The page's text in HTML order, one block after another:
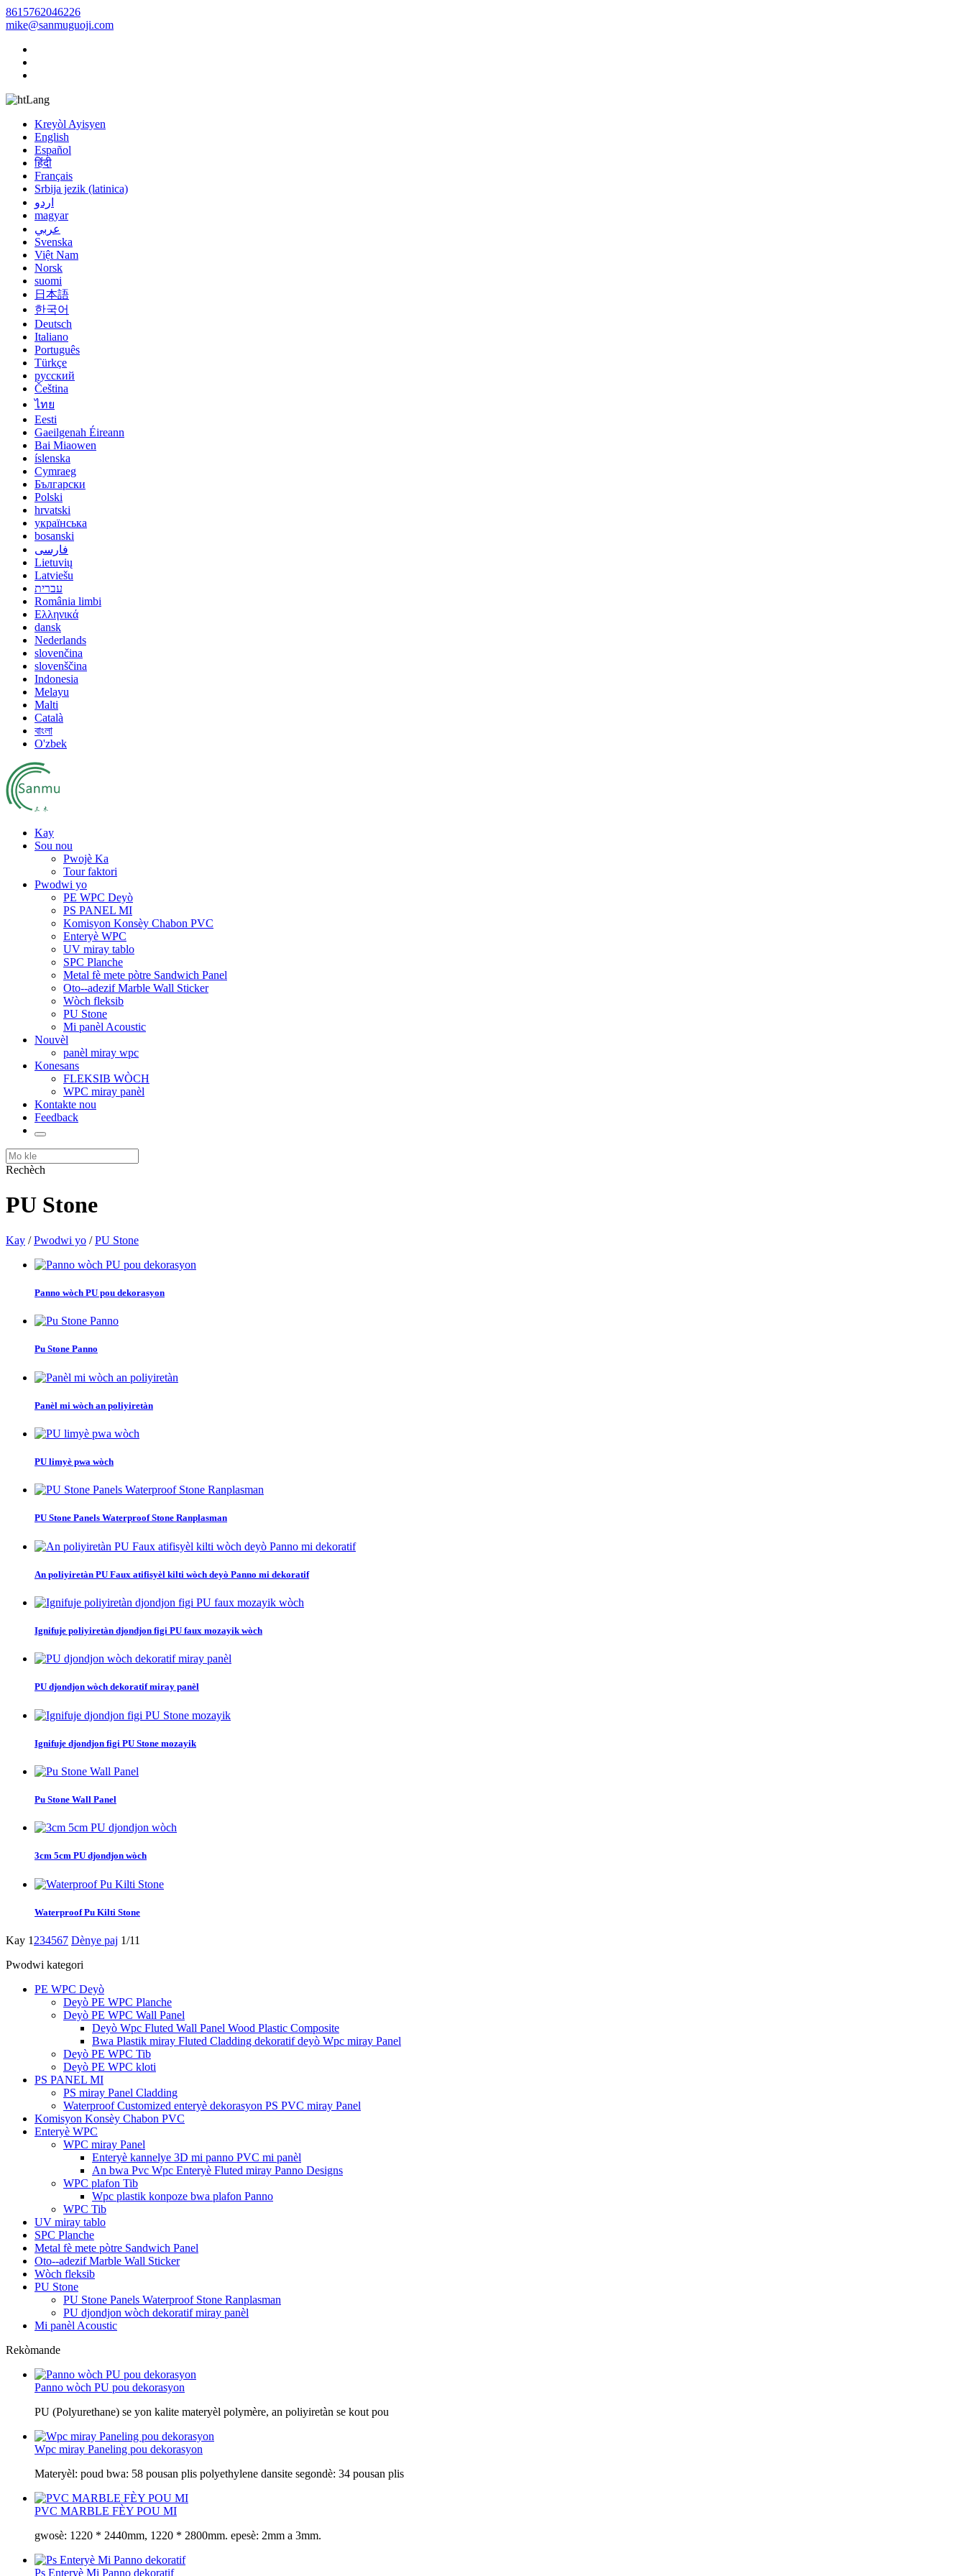
8615762046226
mike@sanmuguoji.com
Lang
Kreyòl Ayisyen
English
Español
हिंदी
Français
Srbija jezik (latinica)
اردو
magyar
عربي
Svenska
Việt Nam
Norsk
suomi
日本語
한국어
Deutsch
Italiano
Português
Türkçe
русский
Čeština
ไทย
Eesti
Gaeilgenah Éireann
Bai Miaowen
íslenska
Cymraeg
Български
Polski
hrvatski
українська
bosanski
فارسی
Lietuvių
Latviešu
עברית
România limbi
Ελληνικά
dansk
Nederlands
slovenčina
slovenščina
Indonesia
Melayu
Malti
Català
বাংলা
O'zbek
Kay
Sou nou
Pwojè Ka
Tour faktori
Pwodwi yo
PE WPC Deyò
PS PANEL MI
Komisyon Konsèy Chabon PVC
Enteryè WPC
UV miray tablo
SPC Planche
Metal fè mete pòtre Sandwich Panel
Oto--adezif Marble Wall Sticker
Wòch fleksib
PU Stone
Mi panèl Acoustic
Nouvèl
panèl miray wpc
Konesans
FLEKSIB WÒCH
WPC miray panèl
Kontakte nou
Feedback
Rechèch
PU Stone
Kay /Pwodwi yo /PU Stone
Panno wòch PU pou dekorasyon
Pu Stone Panno
Panèl mi wòch an poliyiretàn
PU limyè pwa wòch
PU Stone Panels Waterproof Stone Ranplasman
An poliyiretàn PU Faux atifisyèl kilti wòch deyò Panno mi dekoratif
Ignifuje poliyiretàn djondjon figi PU faux mozayik wòch
PU djondjon wòch dekoratif miray panèl
Ignifuje djondjon figi PU Stone mozayik
Pu Stone Wall Panel
3cm 5cm PU djondjon wòch
Waterproof Pu Kilti Stone
Kay 1 234567 Dènye paj 1/11
Pwodwi kategori
PE WPC Deyò
Deyò PE WPC Planche
Deyò PE WPC Wall Panel
Deyò Wpc Fluted Wall Panel Wood Plastic Composite
Bwa Plastik miray Fluted Cladding dekoratif deyò Wpc miray Panel
Deyò PE WPC Tib
Deyò PE WPC kloti
PS PANEL MI
PS miray Panel Cladding
Waterproof Customized enteryè dekorasyon PS PVC miray Panel
Komisyon Konsèy Chabon PVC
Enteryè WPC
WPC miray Panel
Enteryè kannelye 3D mi panno PVC mi panèl
An bwa Pvc Wpc Enteryè Fluted miray Panno Designs
WPC plafon Tib
Wpc plastik konpoze bwa plafon Panno
WPC Tib
UV miray tablo
SPC Planche
Metal fè mete pòtre Sandwich Panel
Oto--adezif Marble Wall Sticker
Wòch fleksib
PU Stone
PU Stone Panels Waterproof Stone Ranplasman
PU djondjon wòch dekoratif miray panèl
Mi panèl Acoustic
Rekòmande
Panno wòch PU pou dekorasyon
PU (Polyurethane) se yon kalite materyèl polymère, an poliyiretàn se kout pou
Wpc miray Paneling pou dekorasyon
Materyèl: poud bwa: 58 pousan plis polyethylene dansite segondè: 34 pousan plis
PVC MARBLE FÈY POU MI
gwosè: 1220 * 2440mm, 1220 * 2800mm. epesè: 2mm a 3mm.
Ps Enteryè Mi Panno dekoratif